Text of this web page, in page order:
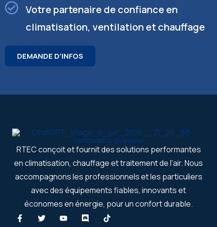
Votre partenaire de confiance en
climatisation, ventilation et chauffage
DEMANDE D’INFOS
RTEC conçoit et fournit des solutions performantes
en climatisation, chauffage et traitement de l'air. Nous
accompagnons les professionnels et les particuliers
avec des équipements fiables, innovants et
économes en énergie, pour un confort durable.